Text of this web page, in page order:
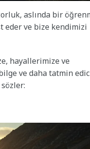
aslında bir
eder ve bize kendimizi
hayallerimize ve
ve daha tatmin